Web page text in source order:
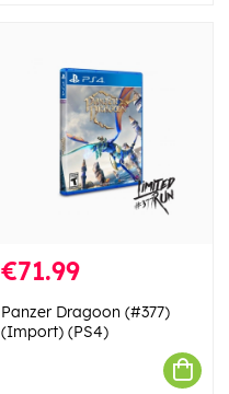
€71.99
Panzer Dragoon (#377)
(Import) (PS4)